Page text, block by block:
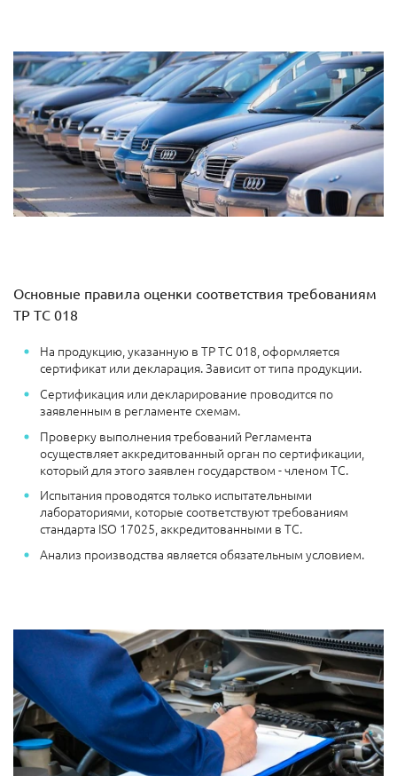
Основные правила оценки соответствия требованиям
ТР ТС 018
На продукцию, указанную в ТР ТС 018, оформляется
сертификат или декларация. Зависит от типа продукции.
Сертификация или декларирование проводится по
заявленным в регламенте схемам.
Проверку выполнения требований Регламента
осуществляет аккредитованный орган по сертификации,
который для этого заявлен государством - членом ТС.
Испытания проводятся только испытательными
лабораториями, которые соответствуют требованиям
стандарта ISO 17025, аккредитованными в ТС.
Анализ производства является обязательным условием.